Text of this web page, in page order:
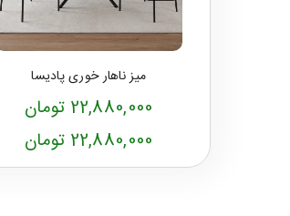
میز ناهار خوری پادیسا
22,880,000 تومان
22,880,000 تومان